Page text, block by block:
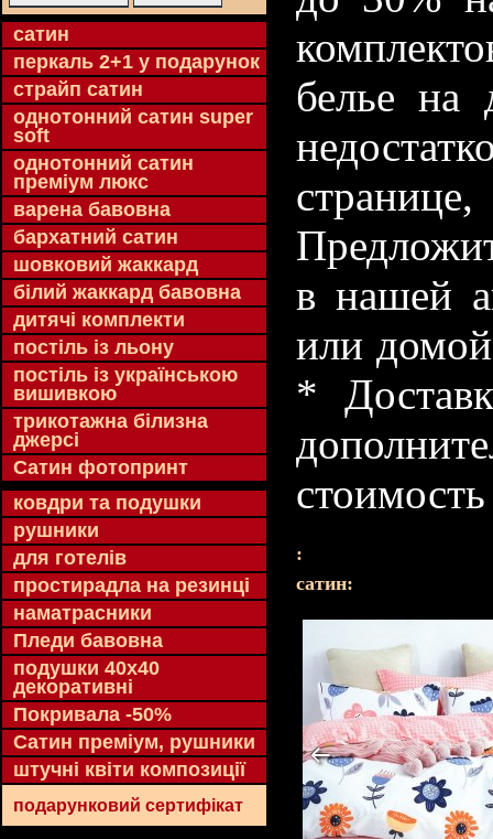
cатин
перкаль 2+1 у подарунок
страйп сатин
однотонний сатин super
soft
однотонний сатин
преміум люкс
варена бавовна
бархатний сатин
шовковий жаккард
білий жаккард бавовна
дитячі комплекти
постіль із льону
постіль із українською
вишивкою
трикотажна білизна
джерсі
Сатин фотопринт
ковдри та подушки
рушники
для готелів
простирадла на резинці
наматрасники
Пледи бавовна
подушки 40х40
декоративні
Покривала -50%
Сатин преміум, рушники
штучні квіти композиції
подарунковий сертифікат
белье на
в нашей
или
*
:
cатин: